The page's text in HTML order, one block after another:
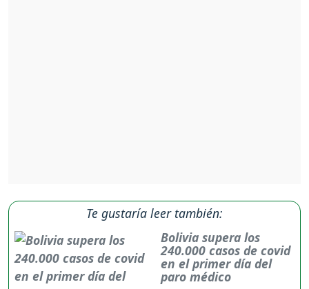
Te gustaría leer también:
Bolivia supera los
240.000 casos de covid
en el primer día del
paro médico